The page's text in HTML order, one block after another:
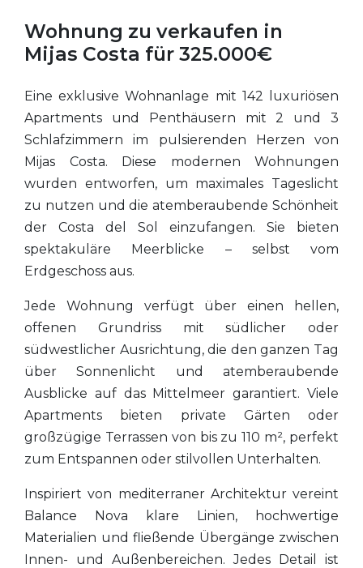
Wohnung zu verkaufen in
Mijas Costa für 325.000€
Eine exklusive Wohnanlage mit 142 luxuriösen
Apartments und Penthäusern mit 2 und 3
Schlafzimmern im pulsierenden Herzen von
Mijas Costa. Diese modernen Wohnungen
wurden entworfen, um maximales Tageslicht
zu nutzen und die atemberaubende Schönheit
der Costa del Sol einzufangen. Sie bieten
spektakuläre Meerblicke – selbst vom
Erdgeschoss aus.
Jede Wohnung verfügt über einen hellen,
offenen Grundriss mit südlicher oder
südwestlicher Ausrichtung, die den ganzen Tag
über Sonnenlicht und atemberaubende
Ausblicke auf das Mittelmeer garantiert. Viele
Apartments bieten private Gärten oder
großzügige Terrassen von bis zu 110 m², perfekt
zum Entspannen oder stilvollen Unterhalten.
Inspiriert von mediterraner Architektur vereint
Balance Nova klare Linien, hochwertige
Materialien und fließende Übergänge zwischen
Innen- und Außenbereichen. Jedes Detail ist